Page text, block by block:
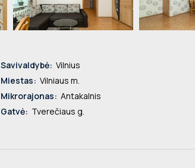
Savivaldybė: Vilnius
Miestas: Vilniaus m.
Mikrorajonas: Antakalnis
Gatvė: Tverečiaus g.